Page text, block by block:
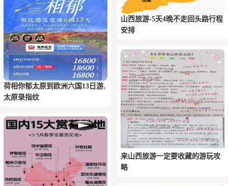
荷相你‬郁太原到欧洲六国13日游,
太原录指纹
山西旅游-5天4晚不走回头路行程
安排
来山西旅游一定要收藏的游玩攻
略